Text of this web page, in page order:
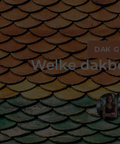
DAK
Welke